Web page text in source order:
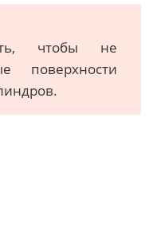
чтобы не
поверхности